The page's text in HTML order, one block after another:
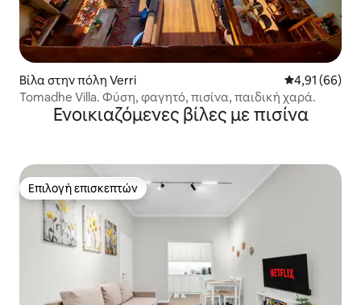
Βίλα στην πόλη Verri Μέση
4,91 (66)
Tomadhe Villa. Φύση, φαγητό, πισίνα, παιδική χαρά.
Ενοικιαζόμενες βίλες με πισίνα
Επιλογή επισκεπτών
Επιλογή επισκεπτών